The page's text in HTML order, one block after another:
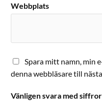
Webbplats
Spara mitt namn, min
denna webbläsare till
Vänligen svara med